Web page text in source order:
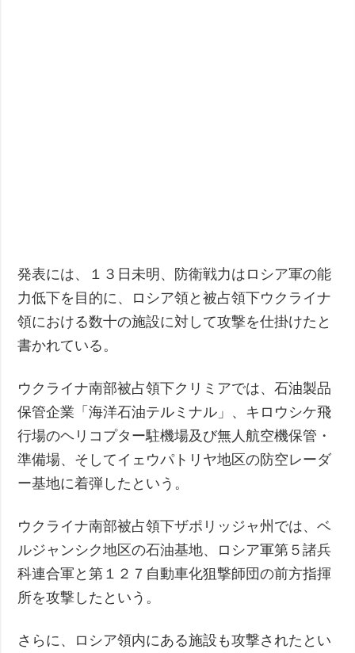
発表には、１３日未明、防衛戦力はロシア軍の能
力低下を目的に、ロシア領と被占領下ウクライナ
領における数十の施設に対して攻撃を仕掛けたと
書かれている。
ウクライナ南部被占領下クリミアでは、石油製品
保管企業「海洋石油テルミナル」、キロウシケ飛
行場のヘリコプター駐機場及び無人航空機保管・
準備場、そしてイェウパトリヤ地区の防空レーダ
ー基地に着弾したという。
ウクライナ南部被占領下ザポリッジャ州では、ベ
ルジャンシク地区の石油基地、ロシア軍第５諸兵
科連合軍と第１２７自動車化狙撃師団の前方指揮
所を攻撃したという。
さらに、ロシア領内にある施設も攻撃されたとい